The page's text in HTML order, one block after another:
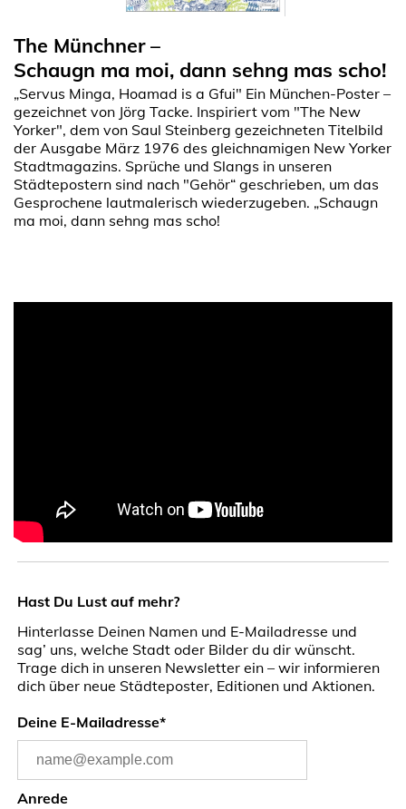
The Münchner –
Schaugn ma moi, dann sehng mas scho!
„Servus Minga, Hoamad is a Gfui" Ein München-Poster –
gezeichnet von Jörg Tacke. Inspiriert vom "The New
Yorker", dem von Saul Steinberg gezeichneten Titelbild
der Ausgabe März 1976 des gleichnamigen New Yorker
Stadtmagazins. Sprüche und Slangs in unseren
Städtepostern sind nach "Gehör“ geschrieben, um das
Gesprochene lautmalerisch wiederzugeben. „Schaugn
ma moi, dann sehng mas scho!
Hast Du Lust auf mehr?
Hinterlasse Deinen Namen und E-Mailadresse und
sag’ uns, welche Stadt oder Bilder du dir wünscht.
Trage dich in unseren Newsletter ein – wir informieren
dich über neue Städteposter, Editionen und Aktionen.
Deine E-Mailadresse*
Anrede